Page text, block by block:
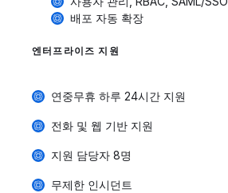
배포 자동 확장
엔터프라이즈 지원
연중무휴 하루 24시간 지원
전화 및 웹 기반 지원
지원 담당자 8명
무제한 인시던트